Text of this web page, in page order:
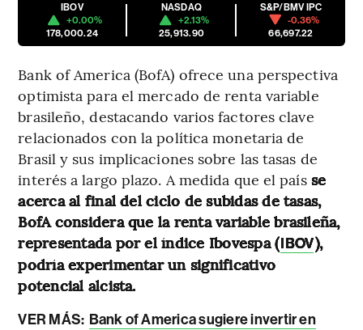
IBOV
+0.00%
178,000.24
NASDAQ
+2.13%
25,913.90
S&P/BMV IPC
-0.36%
66,697.22
Bank of America (BofA) ofrece una perspectiva
optimista para el mercado de renta variable
brasileño, destacando varios factores clave
relacionados con la política monetaria de
Brasil y sus implicaciones sobre las tasas de
interés a largo plazo. A medida que el país se
acerca al final del ciclo de subidas de tasas,
BofA considera que la renta variable brasileña,
representada por el índice Ibovespa (IBOV),
podría experimentar un significativo
potencial alcista.
VER MÁS: Bank of America sugiere invertir en